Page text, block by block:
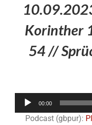
Korinther
54 //
00:00
Podcast (gbpur):